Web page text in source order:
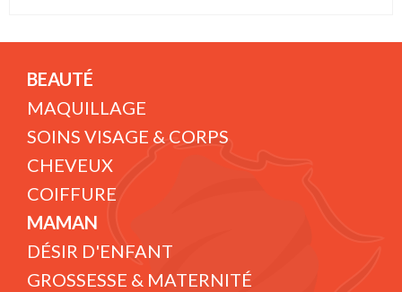
BEAUTÉ
MAQUILLAGE
SOINS VISAGE & CORPS
CHEVEUX
COIFFURE
MAMAN
DÉSIR D'ENFANT
GROSSESSE & MATERNITÉ